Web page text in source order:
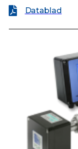
Datablad